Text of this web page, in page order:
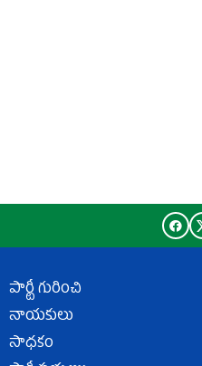
పార్టీ గురించి
నాయకులు
సాధకం